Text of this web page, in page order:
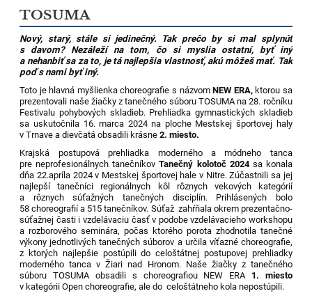
TOSUMA
Nový, starý, stále si jedinečný. Tak prečo by si mal splynúť
s davom? Nezáleží na tom, čo si myslia ostatní, byť iný
a nehanbiť sa za to, je tá najlepšia vlastnosť, akú môžeš mať. Tak
poď s nami byť iný.
Toto je hlavná myšlienka choreografie s názvomNEW ERA,ktorou sa
prezentovali naše žiačky z tanečného súboru TOSUMA na 28. ročníku
Festivalu pohybových skladieb. Prehliadka gymnastických skladieb
sa uskutočnila 16. marca 2024 na ploche Mestskej športovej haly
v Trnave a dievčatá obsadili krásne2. miesto.
Krajská postupová prehliadka moderného a módneho tanca
pre neprofesionálnych tanečníkovTanečný kolotoč 2024 sa konala
dňa 22.apríla 2024 v Mestskej športovej hale v Nitre. Zúčastnili sa jej
najlepší tanečníci regionálnych kôl rôznych vekových kategórií
a rôznych súťažných tanečných disciplín. Prihlásených bolo
58 choreografií a 515 tanečníkov. Súťaž zahŕňala okrem prezentačno-
súťažnej časti i vzdelávaciu časť v podobe vzdelávacieho workshopu
a rozborového seminára, počas ktorého porota zhodnotila tanečné
výkony jednotlivých tanečných súborov a určila víťazné choreografie,
z ktorých najlepšie postúpili do celoštátnej postupovej prehliadky
moderného tanca v Žiari nad Hronom. Naše žiačky z tanečného
súboru TOSUMA obsadili s choreografiou NEW ERA 1. miesto
v kategórii Open choreografie, ale do celoštátneho kola nepostúpili.